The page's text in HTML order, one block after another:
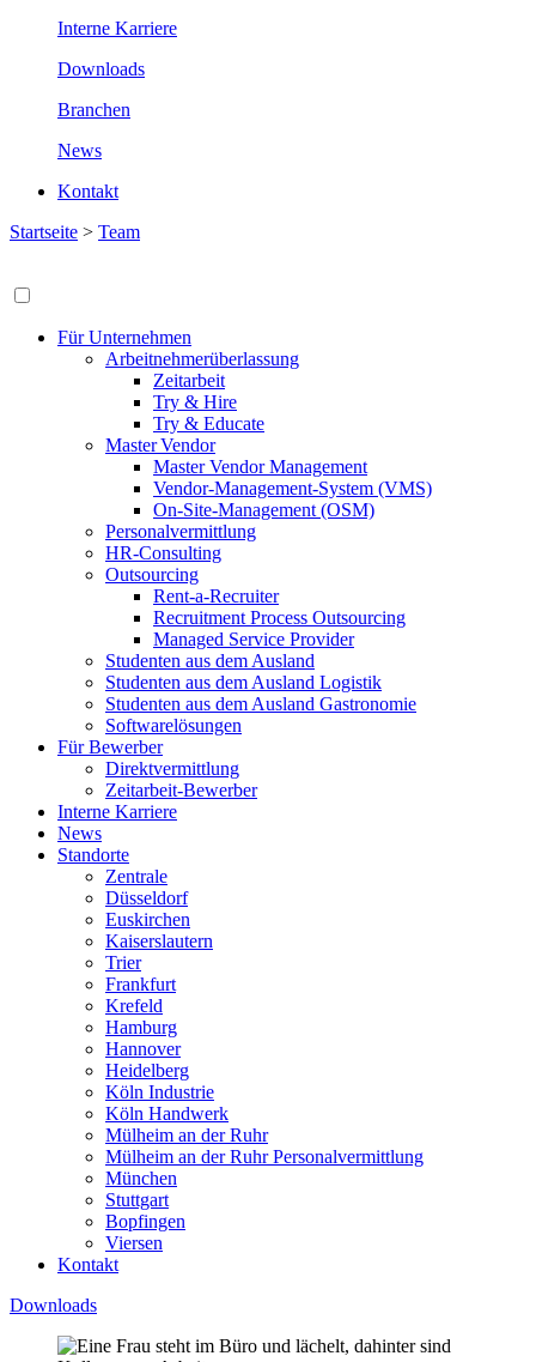
Interne Karriere
Downloads
Branchen
News
Kontakt
Startseite > Team
Für Unternehmen
Arbeitnehmerüberlassung
Zeitarbeit
Try & Hire
Try & Educate
Master Vendor
Master Vendor Management
Vendor-Management-System (VMS)
On-Site-Management (OSM)
Personalvermittlung
HR-Consulting
Outsourcing
Rent-a-Recruiter
Recruitment Process Outsourcing
Managed Service Provider
Studenten aus dem Ausland
Studenten aus dem Ausland Logistik
Studenten aus dem Ausland Gastronomie
Softwarelösungen
Für Bewerber
Direktvermittlung
Zeitarbeit-Bewerber
Interne Karriere
News
Standorte
Zentrale
Düsseldorf
Euskirchen
Kaiserslautern
Trier
Frankfurt
Krefeld
Hamburg
Hannover
Heidelberg
Köln Industrie
Köln Handwerk
Mülheim an der Ruhr
Mülheim an der Ruhr Personalvermittlung
München
Stuttgart
Bopfingen
Viersen
Kontakt
Downloads